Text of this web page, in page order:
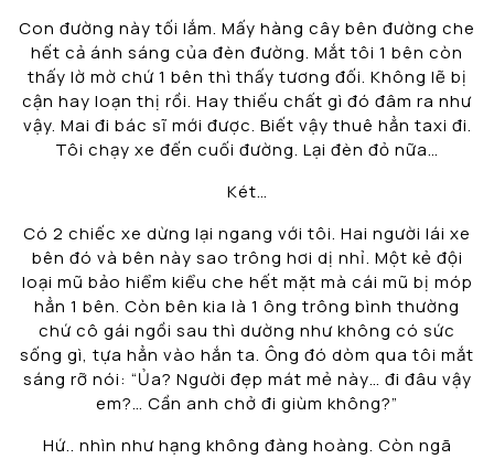
Con đường này tối lắm. Mấy hàng cây bên đường che
hết cả ánh sáng của đèn đường. Mắt tôi 1 bên còn
thấy lờ mờ chứ 1 bên thì thấy tương đối. Không lẽ bị
cận hay loạn thị rồi. Hay thiếu chất gì đó đâm ra như
vậy. Mai đi bác sĩ mới được. Biết vậy thuê hẳn taxi đi.
Tôi chạy xe đến cuối đường. Lại đèn đỏ nữa…
Két…
Có 2 chiếc xe dừng lại ngang với tôi. Hai người lái xe
bên đó và bên này sao trông hơi dị nhỉ. Một kẻ đội
loại mũ bảo hiểm kiểu che hết mặt mà cái mũ bị móp
hẳn 1 bên. Còn bên kia là 1 ông trông bình thường
chứ cô gái ngồi sau thì dường như không có sức
sống gì, tựa hẳn vào hắn ta. Ông đó dòm qua tôi mắt
sáng rỡ nói: “Ủa? Người đẹp mát mẻ này… đi đâu vậy
em?… Cần anh chở đi giùm không?”
Hứ.. nhìn như hạng không đàng hoàng. Còn ngã